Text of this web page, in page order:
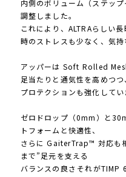
内側のボリューム（ステッ
調整しました。
これにより、ALTRAらしい
時のストレスも少なく、気持
アッパーは Soft Rolled
足当たりと通気性を高めつ
プロテクションも強化してい
ゼロドロップ（0mm）と
トフォームと快適性、
さらに GaiterTrap™ 対応も
まで”足元を支える
バランスの良さ――それがTIMP